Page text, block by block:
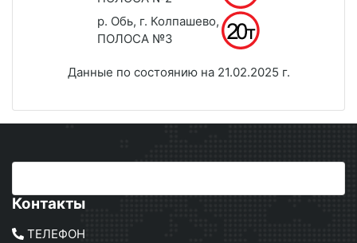
р. Обь, г. Колпашево,
ПОЛОСА №3
Данные по состоянию на 21.02.2025 г.
Контакты
ТЕЛЕФОН